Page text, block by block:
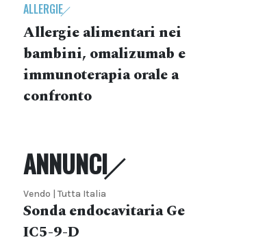
ALLERGIE
Allergie alimentari nei
bambini, omalizumab e
immunoterapia orale a
confronto
ANNUNCI
Vendo | Tutta Italia
Sonda endocavitaria Ge
IC5-9-D